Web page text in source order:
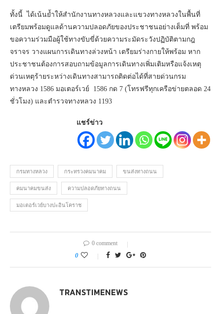
ทั้งนี้ ได้เน้นย้ำให้สำนักงานทางหลวงและแขวงทางหลวงในพื้นที่
เตรียมพร้อมดูแลด้านความปลอดภัยของประชาชนอย่างเต็มที่ พร้อม
ขอความร่วมมือผู้ใช้ทางขับขี่ด้วยความระมัดระวังปฏิบัติตามกฎ
จราจร วางแผนการเดินทางล่วงหน้า เตรียมร่างกายให้พร้อม หาก
ประชาชนต้องการสอบถามข้อมูลการเดินทางเพิ่มเติมหรือแจ้งเหตุ
ด่วนเหตุร้ายระหว่างเดินทางสามารถติดต่อได้ที่สายด่วนกรม
ทางหลวง 1586 มอเตอร์เวย์ 1586 กด 7 (โทรฟรีทุกเครือข่ายตลอด 24
ชั่วโมง) และตำรวจทางหลวง 1193
แชร์ข่าว
กรมทางหลวง กระทรวงคมนาคม ขนส่งทางถนน
คมนาคมขนส่ง ความปลอดภัยทางถนน
มอเตอร์เวย์บางปะอินโคราช
0 comment
0
TRANSTIMENEWS